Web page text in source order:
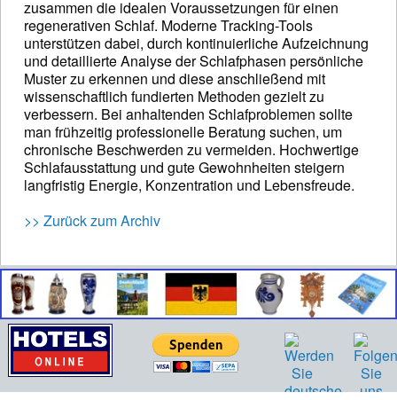
zusammen die idealen Voraussetzungen für einen
regenerativen Schlaf. Moderne Tracking-Tools
unterstützen dabei, durch kontinuierliche Aufzeichnung
und detaillierte Analyse der Schlafphasen persönliche
Muster zu erkennen und diese anschließend mit
wissenschaftlich fundierten Methoden gezielt zu
verbessern. Bei anhaltenden Schlafproblemen sollte
man frühzeitig professionelle Beratung suchen, um
chronische Beschwerden zu vermeiden. Hochwertige
Schlafausstattung und gute Gewohnheiten steigern
langfristig Energie, Konzentration und Lebensfreude.
>> Zurück zum Archiv